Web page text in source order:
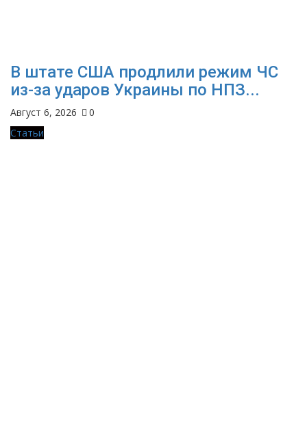
В штате США продлили режим ЧС
из-за ударов Украины по НПЗ...
Август 6, 2026
0
Статьи